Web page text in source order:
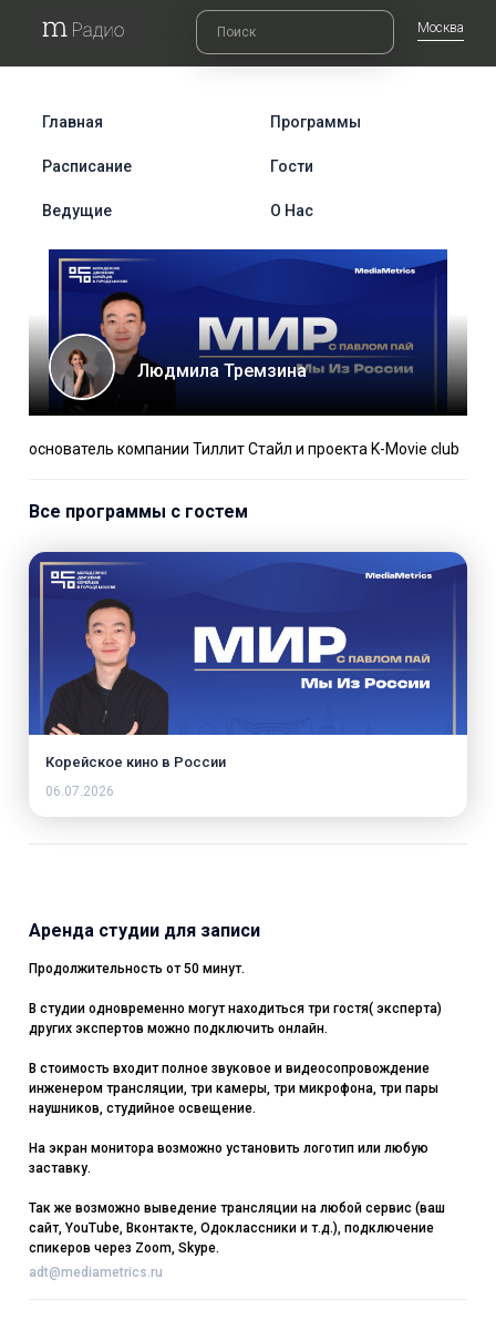
Москва
Главная Программы
Расписание Гости
Ведущие О Нас
Людмила Тремзина
основатель компании Тиллит Стайл и проекта K-Movie club
Все программы с гостем
Корейское кино в России
06.07.2026
Аренда студии для записи
Продолжительность от 50 минут.
В студии одновременно могут находиться три гостя( эксперта)
других экспертов можно подключить онлайн.
В стоимость входит полное звуковое и видеосопровождение
инженером трансляции, три камеры, три микрофона, три пары
наушников, студийное освещение.
На экран монитора возможно установить логотип или любую
заставку.
Так же возможно выведение трансляции на любой сервис (ваш
сайт, YouTube, Вконтакте, Одоклассники и т.д.), подключение
спикеров через Zoom, Skype.
adt@mediametrics.ru